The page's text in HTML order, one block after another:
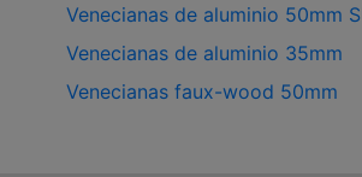
Venecianas de aluminio 50mm
Venecianas de aluminio 35mm
Venecianas faux-wood 50mm